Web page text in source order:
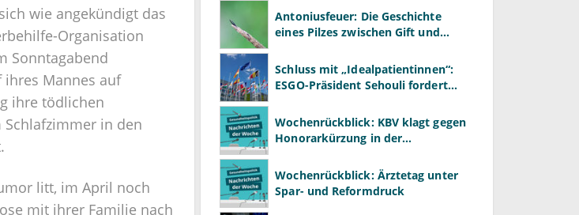
wie angekündigt das
Organisation
Sonntagabend
Mannes auf
ihre tödlichen
in den
litt, im April noch
mit ihrer Familie nach
Antoniusfeuer: Die Geschichte
eines Pilzes zwischen Gift und
Schluss mit „Idealpatientinnen“:
ESGO-Präsident Sehouli fordert
Wochenrückblick: KBV klagt gegen
Honorarkürzung in der
Wochenrückblick: Ärztetag unter
Spar- und Reformdruck